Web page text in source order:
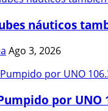
náuticos
Ago 3, 2026
por UNO